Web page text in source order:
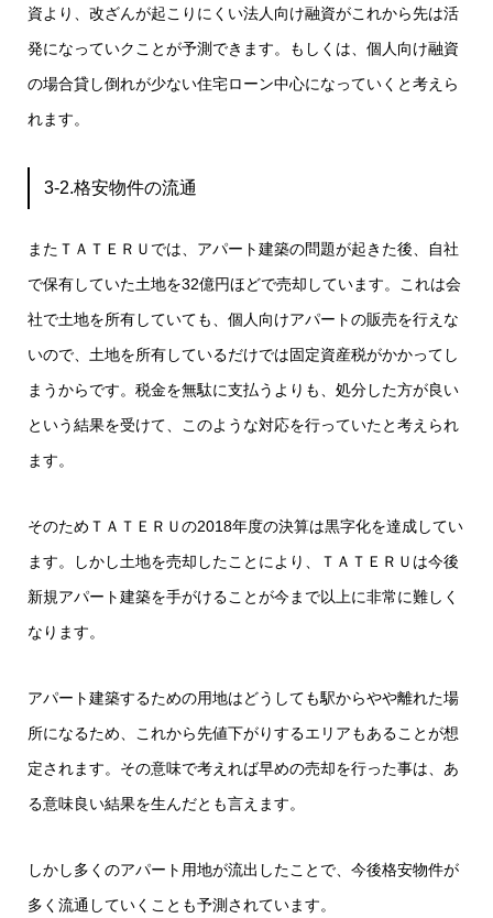
資より、改ざんが起こりにくい法人向け融資がこれから先は活
発になっていクことが予測できます。もしくは、個人向け融資
の場合貸し倒れが少ない住宅ローン中心になっていくと考えら
れます。
3-2.格安物件の流通
またＴＡＴＥＲＵでは、アパート建築の問題が起きた後、自社
で保有していた土地を32億円ほどで売却しています。これは会
社で土地を所有していても、個人向けアパートの販売を行えな
いので、土地を所有しているだけでは固定資産税がかかってし
まうからです。税金を無駄に支払うよりも、処分した方が良い
という結果を受けて、このような対応を行っていたと考えられ
ます。
そのためＴＡＴＥＲＵの2018年度の決算は黒字化を達成してい
ます。しかし土地を売却したことにより、ＴＡＴＥＲＵは今後
新規アパート建築を手がけることが今まで以上に非常に難しく
なります。
アパート建築するための用地はどうしても駅からやや離れた場
所になるため、これから先値下がりするエリアもあることが想
定されます。その意味で考えれば早めの売却を行った事は、あ
る意味良い結果を生んだとも言えます。
しかし多くのアパート用地が流出したことで、今後格安物件が
多く流通していくことも予測されています。